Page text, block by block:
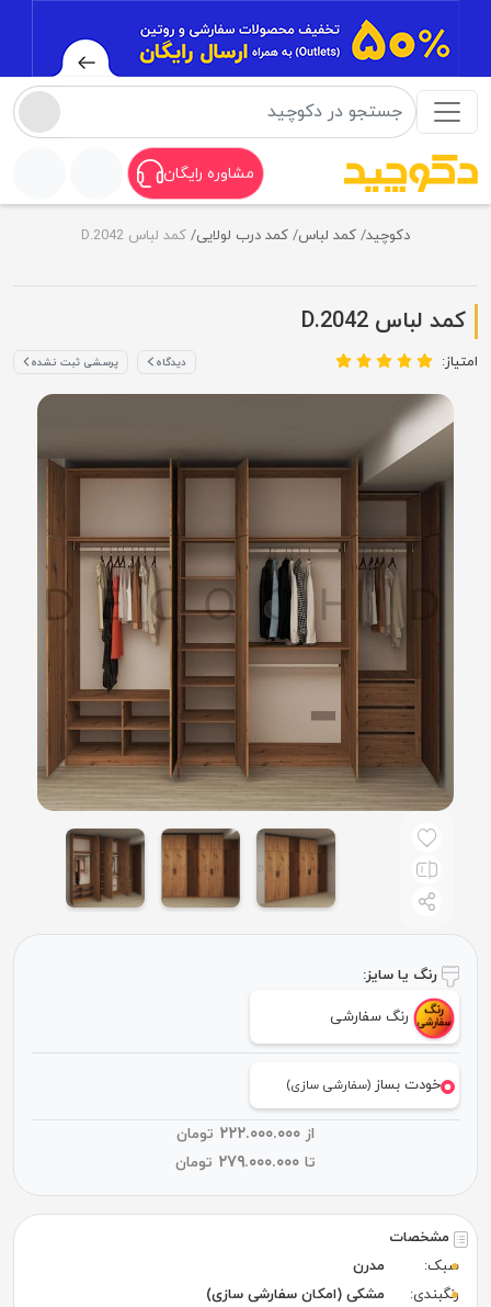
مشاوره رایگان
دکوچید کمد لباس کمد درب لولایی کمد لباس D.2042
کمد لباس D.2042
امتیاز: دیدگاه پرسشی ثبت نشده
مشخصات
سبک:
مدرن
رنگبندی:
مشکی (امکان سفارشی سازی)
رنگ یا سایز:
رنگ سفارشی
خودت بساز(سفارشی سازی)
از۲۲۲.۰۰۰.۰۰۰
تومان
تا
تومان